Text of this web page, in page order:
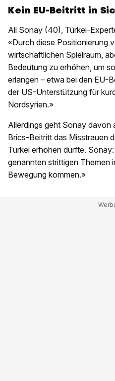
Kein EU-Beitritt in
Ali Sonay (40), Türkei-
«Durch diese Positionierung
wirtschaftlichen Spielraum,
Bedeutung zu erhöhen, um
erlangen – etwa bei den EU-
der US-Unterstützung für
Nordsyrien.»
Allerdings geht Sonay davon
Brics-Beitritt das Misstrauen
Türkei erhöhen dürfte.
genannten strittigen Themen
Bewegung kommen.»